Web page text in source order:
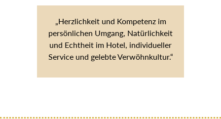
„Herzlichkeit und Kompetenz im
persönlichen Umgang, Natürlichkeit
und Echtheit im Hotel, individueller
Service und gelebte Verwöhnkultur.“